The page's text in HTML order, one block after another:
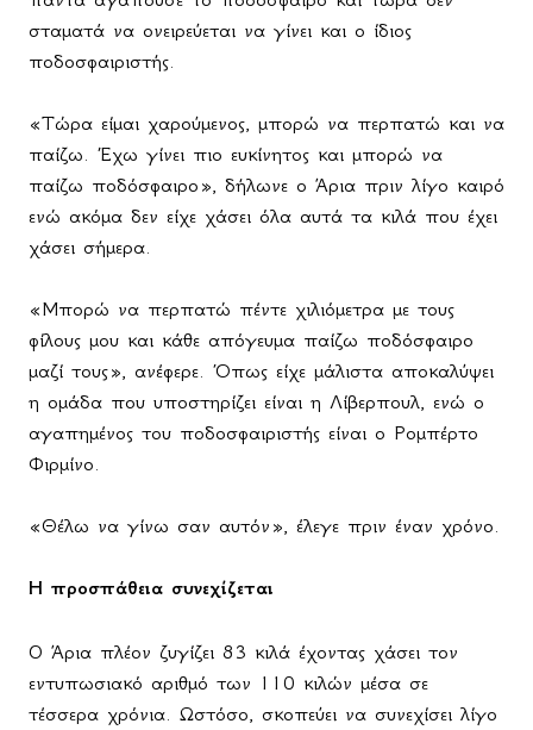
σταματά να ονειρεύεται να γίνει και ο ίδιος
ποδοσφαιριστής.
«Τώρα είμαι χαρούμενος, μπορώ να περπατώ και να
παίζω. Έχω γίνει πιο ευκίνητος και μπορώ να
παίζω ποδόσφαιρο», δήλωνε ο Άρια πριν λίγο καιρό
ενώ ακόμα δεν είχε χάσει όλα αυτά τα κιλά που έχει
χάσει σήμερα.
«Μπορώ να περπατώ πέντε χιλιόμετρα με τους
φίλους μου και κάθε απόγευμα παίζω ποδόσφαιρο
μαζί τους», ανέφερε. Όπως είχε μάλιστα αποκαλύψει
η ομάδα που υποστηρίζει είναι η Λίβερπουλ, ενώ ο
αγαπημένος του ποδοσφαιριστής είναι ο Ρομπέρτο
Φιρμίνο.
«Θέλω να γίνω σαν αυτόν», έλεγε πριν έναν χρόνο.
Η προσπάθεια συνεχίζεται
Ο Άρια πλέον ζυγίζει 83 κιλά έχοντας χάσει τον
εντυπωσιακό αριθμό των 110 κιλών μέσα σε
τέσσερα χρόνια. Ωστόσο, σκοπεύει να συνεχίσει λίγο